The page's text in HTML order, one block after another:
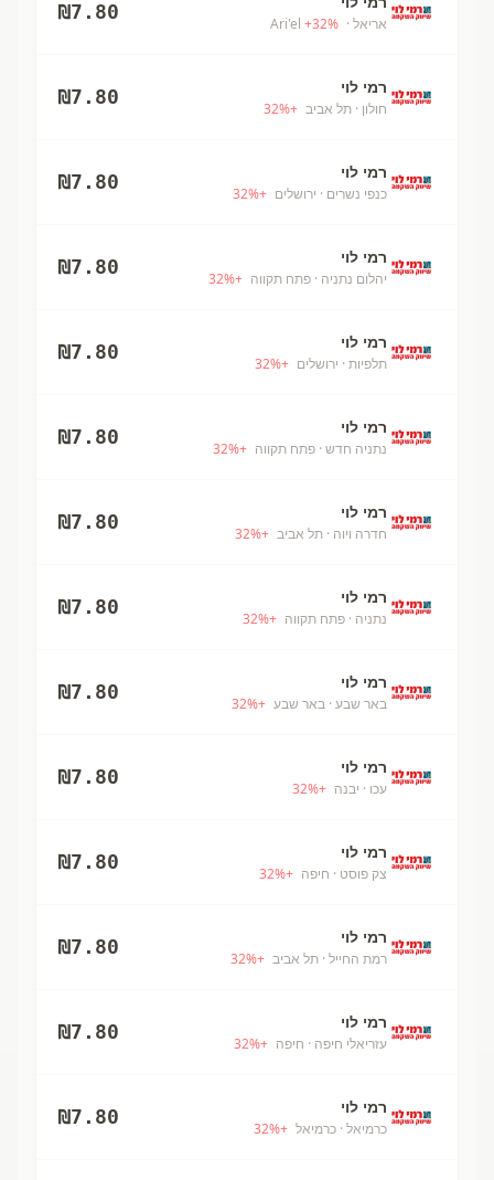
אריאל · Ari'el
+32%
₪7.80
רמי לוי
חולון · תל אביב +
32%
₪7.80
רמי לוי
כנפי נשרים · ירושלים +
32%
₪7.80
רמי לוי
יהלום נתניה · פתח תקווה +
32%
₪7.80
רמי לוי
תלפיות · ירושלים +
32%
₪7.80
רמי לוי
נתניה חדש · פתח תקווה +
32%
₪7.80
רמי לוי
חדרה ויוה · תל אביב +
32%
₪7.80
רמי לוי
נתניה · פתח תקווה +
32%
₪7.80
רמי לוי
באר שבע · באר שבע +
32%
₪7.80
רמי לוי
עכו · יבנה +
32%
₪7.80
רמי לוי
צק פוסט · חיפה +
32%
₪7.80
רמי לוי
רמת החייל · תל אביב +
32%
₪7.80
רמי לוי
עזריאלי חיפה · חיפה +
32%
₪7.80
רמי לוי
כרמיאל · כרמיאל +
32%
₪7.80